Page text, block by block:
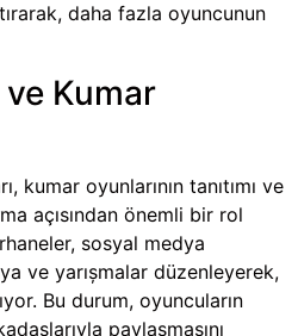
daha fazla oyuncunun
Kumar
kumar oyunlarının tanıtımı ve
açısından önemli bir rol
sosyal medya
ve yarışmalar düzenleyerek,
Bu durum, oyuncuların
paylaşmasını